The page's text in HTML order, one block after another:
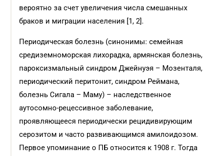
вероятно за счет увеличения числа смешанных
браков и миграции населения [1, 2].
Периодическая болезнь (синонимы: семейная
средиземноморская лихорадка, армянская болезнь,
пароксизмальный синдром Джейнуэя – Мозенталя,
периодический перитонит, синдром Реймана,
болезнь Сигала – Маму) – наследственное
аутосомно-рецессивное заболевание,
проявляющееся периодически рецидивирующим
серозитом и часто развивающимся амилоидозом.
Первое упоминание о ПБ относится к 1908 г. Тогда